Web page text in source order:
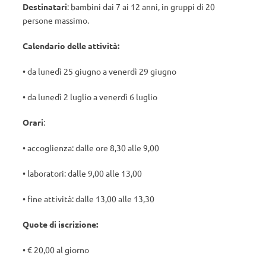
Destinatari: bambini dai 7 ai 12 anni, in gruppi di 20
persone massimo.
Calendario delle attività:
• da lunedì 25 giugno a venerdì 29 giugno
• da lunedì 2 luglio a venerdì 6 luglio
Orari:
• accoglienza: dalle ore 8,30 alle 9,00
• laboratori: dalle 9,00 alle 13,00
• fine attività: dalle 13,00 alle 13,30
Quote di iscrizione:
• € 20,00 al giorno